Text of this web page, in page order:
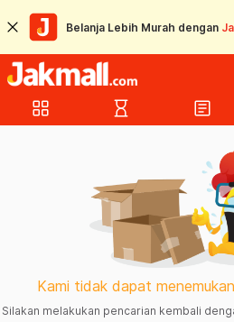
Belanja Lebih Murah dengan
grid_view hourglass_empty article
Kami tidak dapat
Silakan melakukan pencarian kembali